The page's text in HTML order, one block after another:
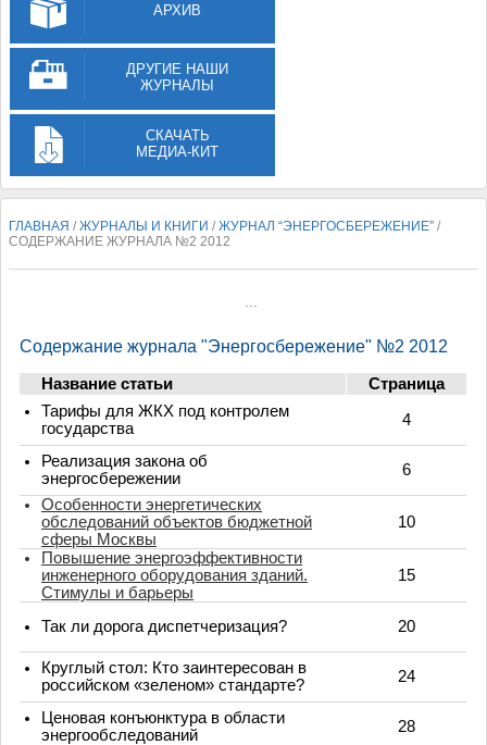
АРХИВ
ДРУГИЕ НАШИ
ЖУРНАЛЫ
СКАЧАТЬ
МЕДИА-КИТ
ГЛАВНАЯ /ЖУРНАЛЫ И КНИГИ /ЖУРНАЛ “ЭНЕРГОСБЕРЕЖЕНИЕ” /
СОДЕРЖАНИЕ ЖУРНАЛА №2 2012
Содержание журнала "Энергосбережение" №2 2012
Название статьи
Страница
Тарифы для ЖКХ под контролем
государства
4
Реализация закона об
энергосбережении
6
Особенности энергетических
обследований объектов бюджетной
сферы Москвы
10
Повышение энергоэффективности
инженерного оборудования зданий.
Стимулы и барьеры
15
Так ли дорога диспетчеризация? 20
Круглый стол: Кто заинтересован в
российском «зеленом» стандарте?
24
Ценовая конъюнктура в области
энергообследований
28